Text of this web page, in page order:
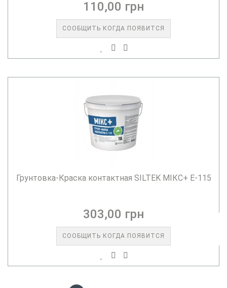
110,00 грн
СООБЩИТЬ КОГДА ПОЯВИТСЯ
Грунтовка-Краска контактная SILTEK МІКС+ E-115
303,00 грн
СООБЩИТЬ КОГДА ПОЯВИТСЯ